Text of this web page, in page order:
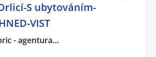
S ubytováním-
VIST
- agentura…